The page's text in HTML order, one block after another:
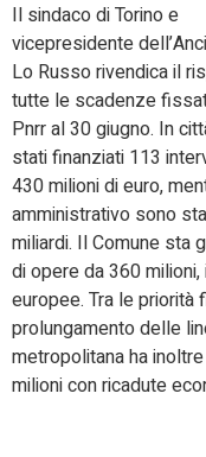
Il sindaco di Torino e
vicepresidente
Lo Russo rivendica il
tutte le scadenze
Pnrr al 30 giugno. In
stati finanziati 113
430 milioni di euro,
amministrativo sono
miliardi. Il Comune sta
di opere da 360
europee. Tra le
prolungamento delle
metropolitana ha
milioni con ricadute